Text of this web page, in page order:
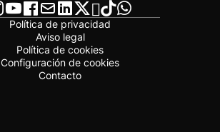
Política de privacidad
Aviso legal
Política de cookies
Configuración de cookies
Contacto